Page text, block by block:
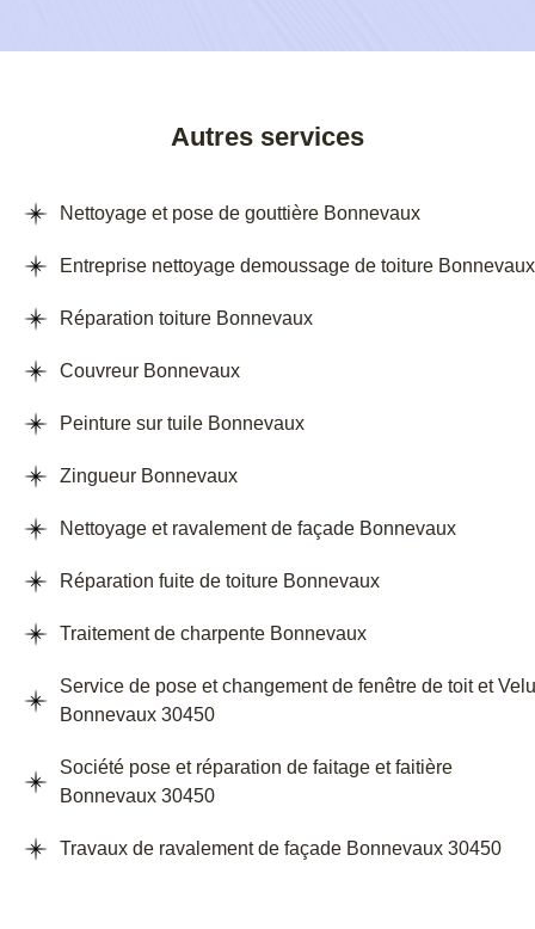
Autres services
Nettoyage et pose de gouttière Bonnevaux
Entreprise nettoyage demoussage de toiture Bonnevaux
Réparation toiture Bonnevaux
Couvreur Bonnevaux
Peinture sur tuile Bonnevaux
Zingueur Bonnevaux
Nettoyage et ravalement de façade Bonnevaux
Réparation fuite de toiture Bonnevaux
Traitement de charpente Bonnevaux
Service de pose et changement de fenêtre de toit et
Bonnevaux 30450
Société pose et réparation de faitage et faitière
Bonnevaux 30450
Travaux de ravalement de façade Bonnevaux 30450